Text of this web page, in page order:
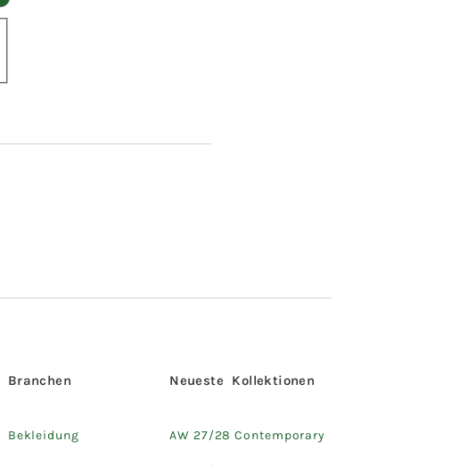
Branchen
Bekleidung
Neueste Kollektionen
AW 27/28 Contemporary